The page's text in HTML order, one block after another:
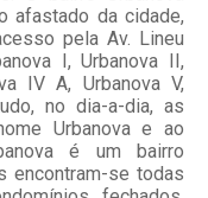
afastado da cidade,
pela Av. Lineu
I, Urbanova II,
IV A, Urbanova V,
no dia-a-dia, as
Urbanova e ao
é um bairro
encontram-se todas